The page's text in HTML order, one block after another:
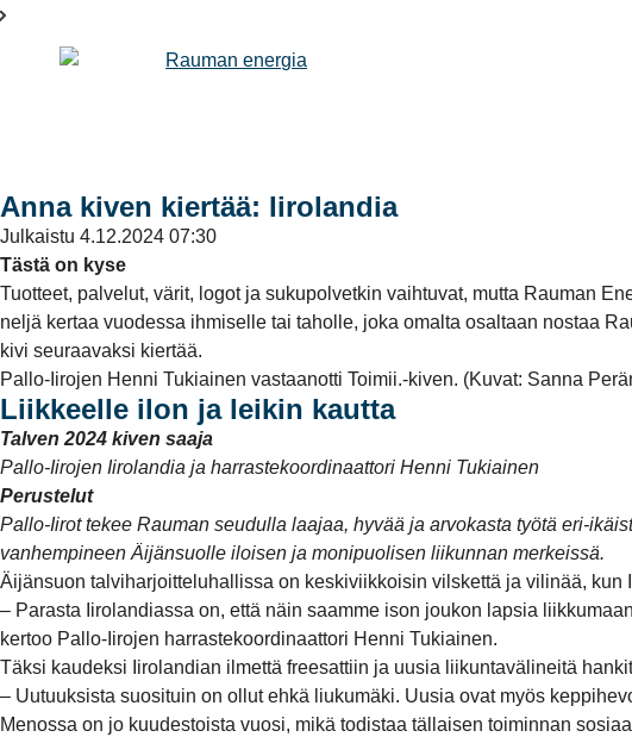
Anna kiven kiertää: Iirolandia
Julkaistu 4.12.2024 07:30
Tästä on kyse
Tuotteet, palvelut, värit, logot ja sukupolvetkin vaihtuvat, mutta Rauman
neljä kertaa vuodessa ihmiselle tai taholle, joka omalta osaltaan nostaa
kivi seuraavaksi kiertää.
Pallo-Iirojen Henni Tukiainen vastaanotti Toimii.-kiven. (Kuvat: Sanna
Liikkeelle ilon ja leikin kautta
Talven 2024 kiven saaja
Pallo-Iirojen Iirolandia ja harrastekoordinaattori Henni Tukiainen
Perustelut
Pallo-Iirot tekee Rauman seudulla laajaa, hyvää ja arvokasta työtä eri-
vanhempineen Äijänsuolle iloisen ja monipuolisen liikunnan merkeissä.
Äijänsuon talviharjoitteluhallissa on keskiviikkoisin vilskettä ja vilinää,
– Parasta Iirolandiassa on, että näin saamme ison joukon lapsia
kertoo Pallo-Iirojen harrastekoordinaattori Henni Tukiainen.
Täksi kaudeksi Iirolandian ilmettä freesattiin ja uusia liikuntavälineitä
– Uutuuksista suosituin on ollut ehkä liukumäki. Uusia ovat myös
Menossa on jo kuudestoista vuosi, mikä todistaa tällaisen toiminnan